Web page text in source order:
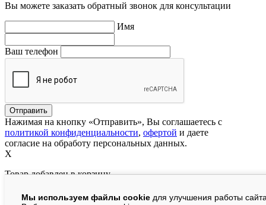
Мы используем файлы cookie для улучшения работы
Вы можете заказать обратный звонок для консультации
Имя
Ваш телефон
Нажимая на кнопку «Отправить», Вы соглашаетесь с
политикой конфиденциальности, офертой и даете
согласие на обработу персональных данных.
X
Товар добавлен в корзину